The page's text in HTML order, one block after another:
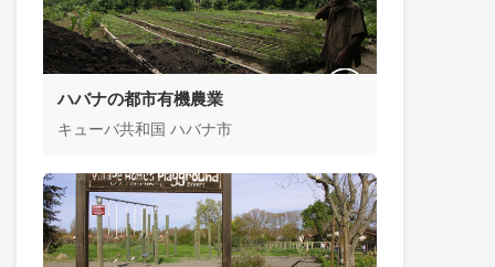
ハバナの都市有機農業
キューバ共和国 ハバナ市